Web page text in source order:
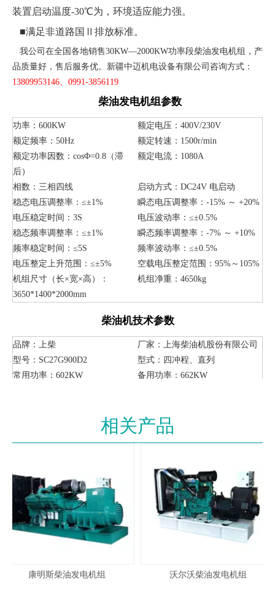
装置启动温度-30℃为，环境适应能力强。
■满足非道路国Ⅱ排放标准。
我公司在全国各地销售30KW—2000KW功率段柴油发电机组，产
品质量好，售后服务优。新疆中迈机电设备有限公司咨询方式：
13809953146、0991-3856119
柴油发电机组参数
功率：600KW
额定电压：400V/230V
额定频率：50Hz
额定转速：1500r/min
额定功率因数：cosΦ=0.8（滞
后）
额定电流：1080A
相数：三相四线
启动方式：DC24V 电启动
稳态电压调整率：≤±1%
瞬态电压调整率：-15% ～ +20%
电压稳定时间：3S
电压波动率：≤±0.5%
稳态频率调整率：≤±1%
瞬态频率调整率：-7% ～ +10%
频率稳定时间：≤5S
频率波动率：≤±0.5%
电压整定上升范围：≤±5%
空载电压整定范围：95%～105%
机组尺寸（长×宽×高）：
3650*1400*2000mm
机组净重：4650kg
柴油机技术参数
品牌：上柴
厂家：上海柴油机股份有限公司
型号：SC27G900D2
型式：四冲程、直列
常用功率：602KW
备用功率：662KW
行程：155mm
噪声限值Lw：≤115dB(A)
排放标准：国二
发电机技术参数
品牌：英格
厂家：英格(阳江)电气股份有限
额定频率：50Hz
额定转速：1500r/min
相关产品
康明斯柴油发电机组 沃尔沃柴油发电机组